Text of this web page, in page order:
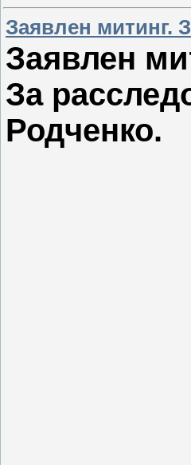
Заявлен митинг.
Заявлен
За
Родченко.